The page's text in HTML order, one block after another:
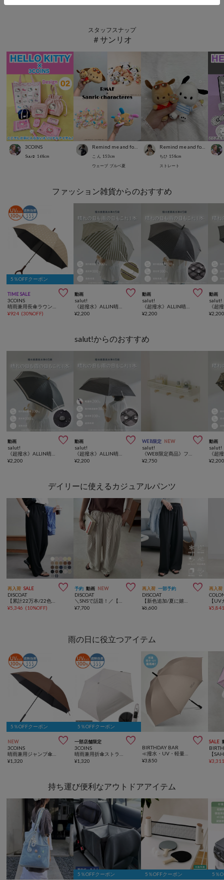
スタッフスナップ
＃サンリオ
3COINS
Suu☺︎ 168cm
Remind me and forever
こ ん 153cm
ウェーブ ブルベ夏
Remind me and forever
ちひ 158cm
ストレート
ファッション雑貨からのおすすめ
5％OFFクーポン
TIME SALE 
3COINS
¥924 (30%OFF)
動画 
salut!
¥2,200
動画 
salut!
《超撥水》ALLIN晴雨兼用軽量傘ラージ長チェック
¥2,200
動画
salut!
¥
salut!からのおすすめ
動画 
salut!
¥2,200
動画 
salut!
¥2,200
WEB限定 NEW 
salut!
¥2,750
動画
salut!
¥
デイリーに使えるカジュアルパンツ
再入荷 SALE 
DISCOAT
¥5,346 (10%OFF)
予約 動画 NEW 
DISCOAT
¥7,700
再入荷 一部予約 
DISCOAT
【新色追加/夏に嬉しい6機能/6サイズ展開】ー3kg見え!多機能とろみイージーパンツ
¥6,600
再入荷
¥
雨の日に役立つアイテム
5％OFFクーポン
NEW 
3COINS
晴雨兼用ジャンプ傘：60cm
¥1,320
5％OFFクーポン
一部店舗限定 
3COINS
晴雨兼用折傘ストライプ柄
¥1,320

BIRTHDAY BAR
≪撥水・UV・軽量最高峰≫【FULLSPEC】ムジ 完全遮光 晴雨兼用長傘
¥3,850
SALE
¥
持ち運び便利なアウトドアアイテム
5％OFFクーポン 5％OFFクーポン 5％